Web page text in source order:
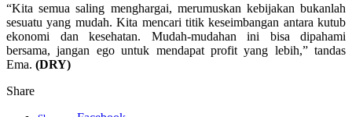
“Kita semua saling menghargai, merumuskan kebijakan bukanlah
sesuatu yang mudah. Kita mencari titik keseimbangan antara kutub
ekonomi dan kesehatan. Mudah-mudahan ini bisa dipahami
bersama, jangan ego untuk mendapat profit yang lebih,” tandas
Ema. (DRY)
Share